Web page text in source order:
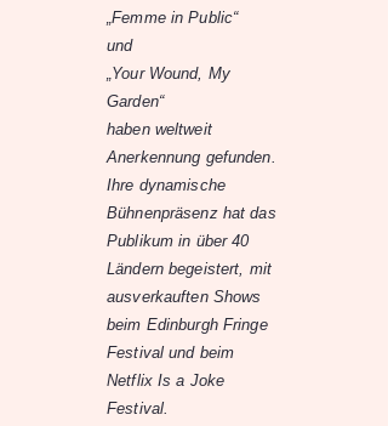
„Femme in Public“
und
„Your Wound, My
Garden“
haben weltweit
Anerkennung gefunden.
Ihre dynamische
Bühnenpräsenz hat das
Publikum in über 40
Ländern begeistert, mit
ausverkauften Shows
beim Edinburgh Fringe
Festival und beim
Netflix Is a Joke
Festival.